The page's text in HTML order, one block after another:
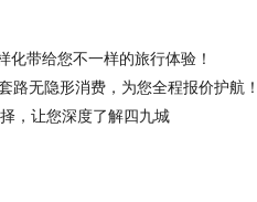
化带给您不一样的旅行体验！
路无隐形消费，为您全程报价护航！
，让您深度了解四九城